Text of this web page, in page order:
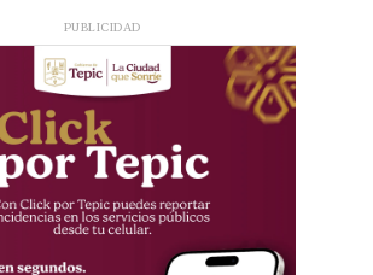
PUBLICIDAD